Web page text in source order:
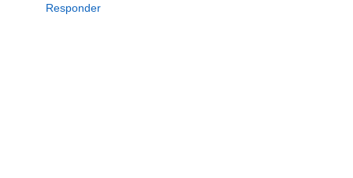
Responder